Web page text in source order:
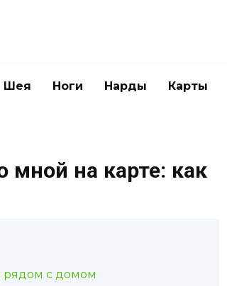
Шея Ноги Нарды Карты
мной на карте: как
рядом с домом